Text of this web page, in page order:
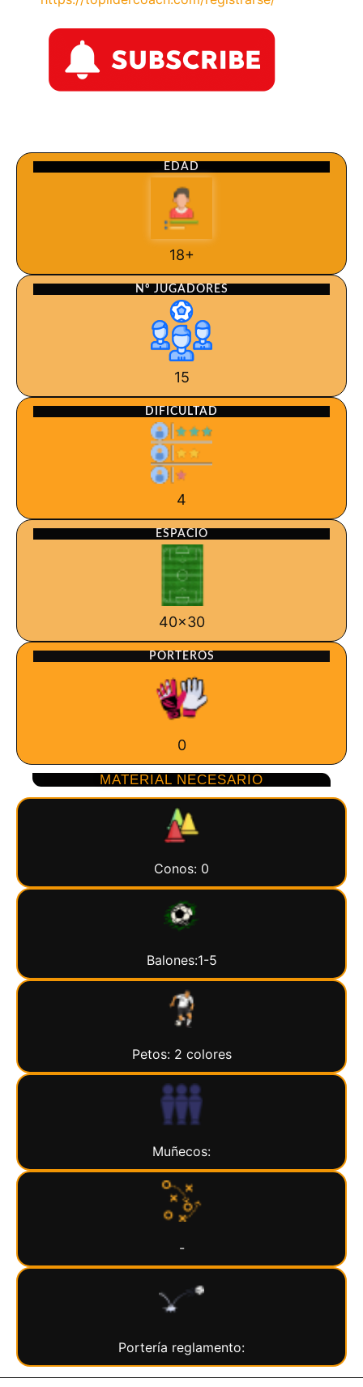
EDAD
18+
Nº JUGADORES
15
DIFICULTAD
4
ESPACIO
40x30
PORTEROS
0
MATERIAL NECESARIO
Conos: 0
Balones:1-5
Petos: 2 colores
Muñecos:
-
Portería reglamento: